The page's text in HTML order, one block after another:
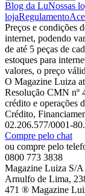
Blog da LuNossas
lojaRegulamento
Preços e condições
internet, podendo
de até 5 peças de
estoques para
valores, o preço
O Magazine Luiza
Resolução CMN nº
crédito e operações
Crédito,
02.206.577/0001-80.
Compre pelo chat
ou compre pelo
0800 773 3838
Magazine Luiza S/
Arnulfo de Lima,
471 ® Magazine